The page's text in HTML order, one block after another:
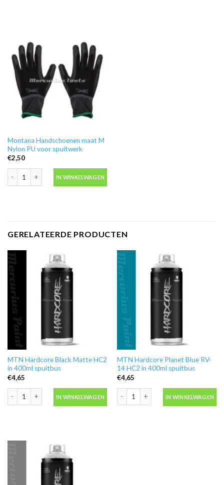
Montana Handschoenen maat M
Nylon PU voor spuitwerk
€2,50
IN WINKELWAGEN
GERELATEERDE PRODUCTEN
MTN Hardcore Black Matte HC2
in 400ml spuitbus
€4,65
IN WINKELWAGEN
MTN Hardcore Planet Blue RV-
14 HC2 in 400ml spuitbus
€4,65
IN WINKELWAGEN